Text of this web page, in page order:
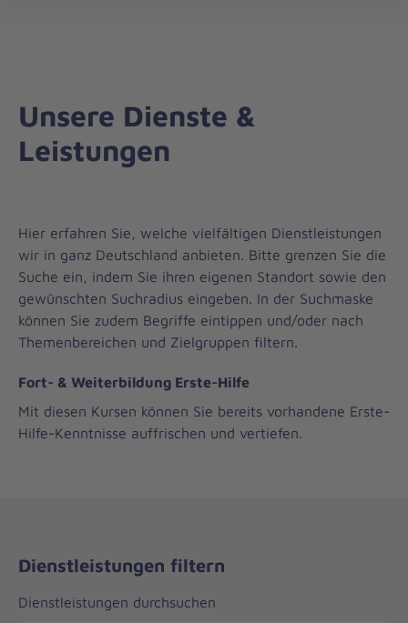
Unsere Dienste &
Leistungen
Hier erfahren Sie, welche vielfältigen Dienstleistungen
wir in ganz Deutschland anbieten. Bitte grenzen Sie die
Suche ein, indem Sie ihren eigenen Standort sowie den
gewünschten Suchradius eingeben. In der Suchmaske
können Sie zudem Begriffe eintippen und/oder nach
Themenbereichen und Zielgruppen filtern.
Fort- & Weiterbildung Erste-Hilfe
Mit diesen Kursen können Sie bereits vorhandene Erste-
Hilfe-Kenntnisse auffrischen und vertiefen.
Dienstleistungen filtern
Dienstleistungen durchsuchen